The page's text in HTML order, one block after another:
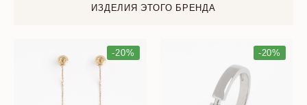
ИЗДЕЛИЯ ЭТОГО БРЕНДА
-20% -20%